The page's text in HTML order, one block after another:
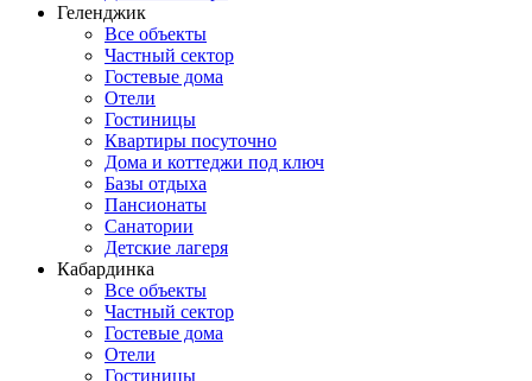
Геленджик
Все объекты
Частный сектор
Гостевые дома
Отели
Гостиницы
Квартиры посуточно
Дома и коттеджи под ключ
Базы отдыха
Пансионаты
Санатории
Детские лагеря
Кабардинка
Все объекты
Частный сектор
Гостевые дома
Отели
Гостиницы